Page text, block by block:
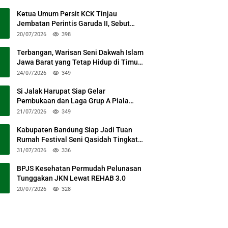
Ketua Umum Persit KCK Tinjau
Jembatan Perintis Garuda II, Sebut
Simbol Kebersamaan TNI dan Rakyat
20/07/2026 398
Terbangan, Warisan Seni Dakwah Islam
Jawa Barat yang Tetap Hidup di Timur
Kabupaten Bandung
24/07/2026 349
Si Jalak Harupat Siap Gelar
Pembukaan dan Laga Grup A Piala
Presiden 2026 Sabtu Mendatang
21/07/2026 349
Kabupaten Bandung Siap Jadi Tuan
Rumah Festival Seni Qasidah Tingkat
Nasional
31/07/2026 336
BPJS Kesehatan Permudah Pelunasan
Tunggakan JKN Lewat REHAB 3.0
20/07/2026 328